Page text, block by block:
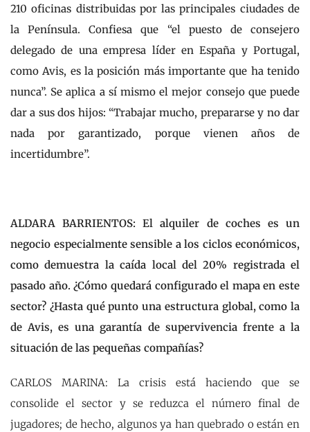
210 oficinas distribuidas por las principales ciudades de
la Península. Confiesa que “el puesto de consejero
delegado de una empresa líder en España y Portugal,
como Avis, es la posición más importante que ha tenido
nunca”. Se aplica a sí mismo el mejor consejo que puede
dar a sus dos hijos: “Trabajar mucho, prepararse y no dar
nada por garantizado, porque vienen años de
incertidumbre”.
ALDARA BARRIENTOS: El alquiler de coches es un
negocio especialmente sensible a los ciclos económicos,
como demuestra la caída local del 20% registrada el
pasado año. ¿Cómo quedará configurado el mapa en este
sector? ¿Hasta qué punto una estructura global, como la
de Avis, es una garantía de supervivencia frente a la
situación de las pequeñas compañías?
CARLOS MARINA: La crisis está haciendo que se
consolide el sector y se reduzca el número final de
jugadores; de hecho, algunos ya han quebrado o están en